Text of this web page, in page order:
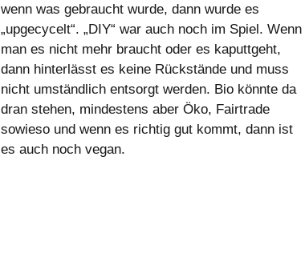
wenn was gebraucht wurde, dann wurde es
„upgecycelt“. „DIY“ war auch noch im Spiel. Wenn
man es nicht mehr braucht oder es kaputtgeht,
dann hinterlässt es keine Rückstände und muss
nicht umständlich entsorgt werden. Bio könnte da
dran stehen, mindestens aber Öko, Fairtrade
sowieso und wenn es richtig gut kommt, dann ist
es auch noch vegan.